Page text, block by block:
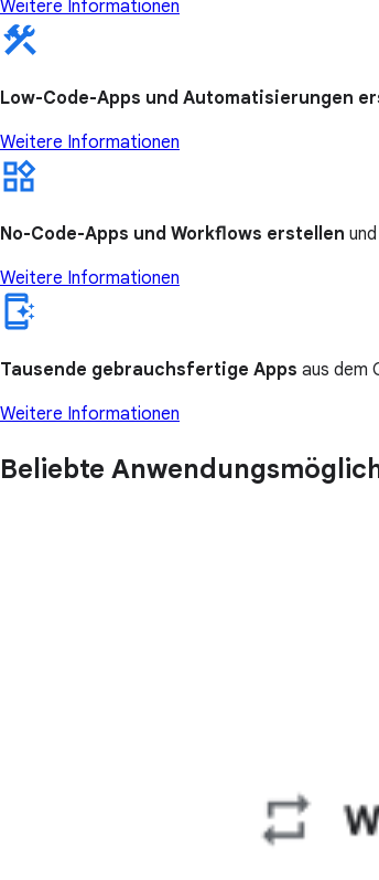
Weitere Informationen
Low-Code-Apps und Automatisierungen
Weitere Informationen
No-Code-Apps und Workflows erstellen
Weitere Informationen
Tausende gebrauchsfertige Apps aus dem
Weitere Informationen
Beliebte